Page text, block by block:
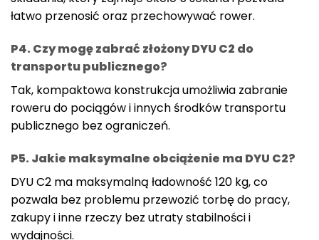
łatwo przenosić oraz przechowywać rower.
P4. Czy mogę zabrać złożony DYU C2 do
transportu publicznego?
Tak, kompaktowa konstrukcja umożliwia zabranie
roweru do pociągów i innych środków transportu
publicznego bez ograniczeń.
P5. Jakie maksymalne obciążenie ma DYU C2?
DYU C2 ma maksymalną ładowność 120 kg, co
pozwala bez problemu przewozić torbę do pracy,
zakupy i inne rzeczy bez utraty stabilności i
wydajności.